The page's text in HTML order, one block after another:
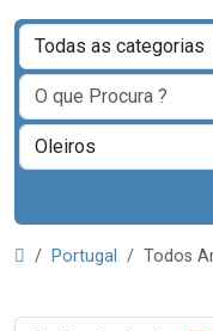
Portugal Todos